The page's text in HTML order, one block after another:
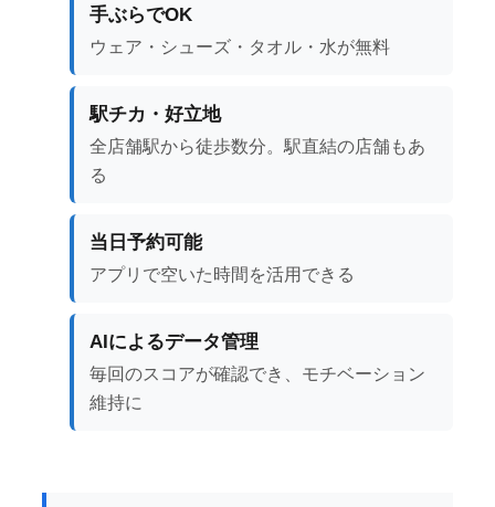
手ぶらでOK
ウェア・シューズ・タオル・水が無料
駅チカ・好立地
全店舗駅から徒歩数分。駅直結の店舗もあ
る
当日予約可能
アプリで空いた時間を活用できる
AIによるデータ管理
毎回のスコアが確認でき、モチベーション
維持に